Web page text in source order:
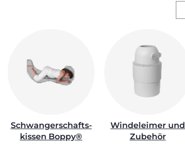
Schwangerschafts-
kissen Boppy®
Windeleimer und
Zubehör